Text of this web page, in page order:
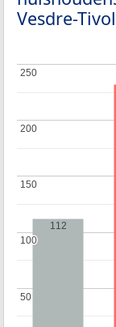
Vesdre-
50
50
100
100
150
150
200
200
250
250
112